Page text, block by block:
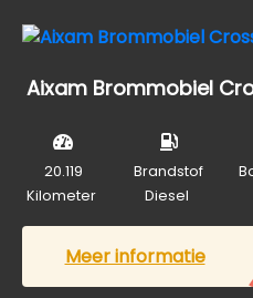
Aixam Brommobiel
20.119
Kilometer
Brandstof
Diesel
Meer informatie